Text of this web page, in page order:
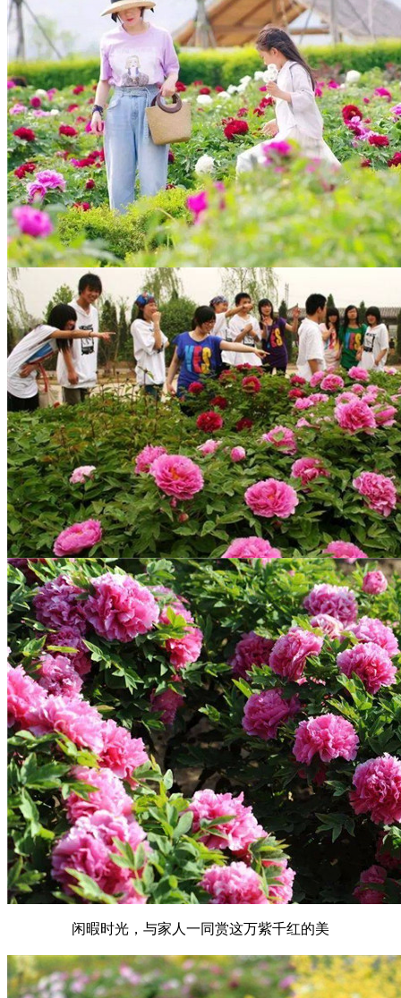
闲暇时光，与家人一同赏这万紫千红的美